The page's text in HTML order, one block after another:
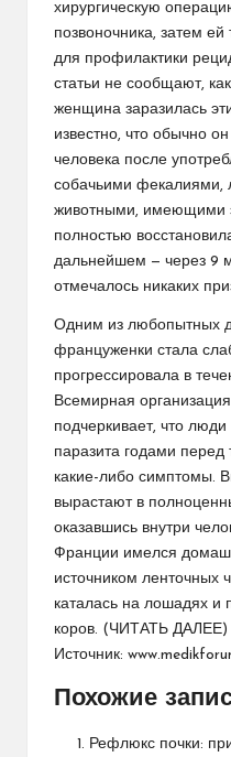
хирургическую
позвоночника, затем
для профилактики
статьи не сообщают,
женщина заразилась
известно, что обычно
человека после
собачьими фекалиями,
животными, имеющими
полностью
дальнейшем — через 9
отмечалось никаких
Одним из любопытных
француженки стала
прогрессировала в
Всемирная
подчеркивает, что люди
паразита годами перед
какие-либо симптомы.
вырастают в
оказавшись внутри
Франции имелся
источником ленточных
каталась на лошадях и
коров. ( ЧИТАТЬ ДАЛЕЕ)
Источник:
Похожие
Рефлюкс почки: